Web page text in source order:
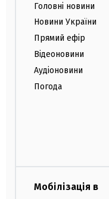
Головні новини
Новини України
Прямий ефір
Відеоновини
Аудіоновини
Погода
Мобілізація в